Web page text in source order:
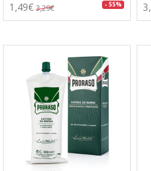
1,49€ 3,29€ - 55%